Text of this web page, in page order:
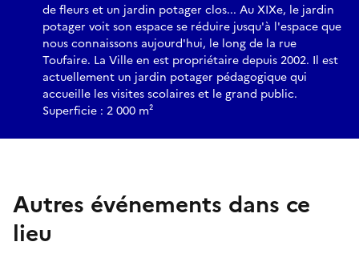
de fleurs et un jardin potager clos... Au XIXe, le jardin
potager voit son espace se réduire jusqu'à l'espace que
nous connaissons aujourd'hui, le long de la rue
Toufaire. La Ville en est propriétaire depuis 2002. Il est
actuellement un jardin potager pédagogique qui
accueille les visites scolaires et le grand public.
Superficie : 2 000 m²
Autres événements dans ce
lieu